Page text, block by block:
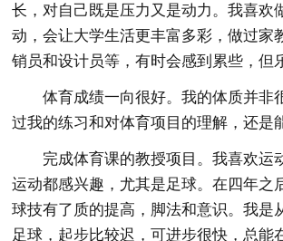
长，对自己既是压力又是动力。我喜欢
动，会让大学生活更丰富多彩，做过家
销员和设计员等，有时会感到累些，但
体育成绩一向很好。我的体质并非
过我的练习和对体育项目的理解，还是
完成体育课的教授项目。我喜欢运
运动都感兴趣，尤其是足球。在四年之
球技有了质的提高，脚法和意识。我是
足球，起步比较迟，可进步很快，总能